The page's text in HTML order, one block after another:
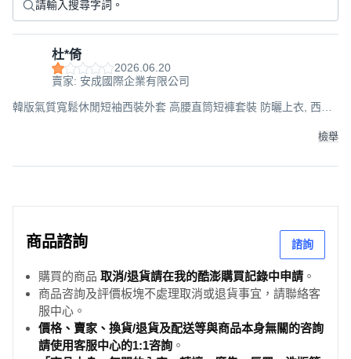
杜*倚
2026.06.20
賣家: 安成國際企業有限公司
韓版氣質寬鬆休閒短袖西裝外套 高腰直筒短褲套裝 防曬上衣, 西裝
檢舉
商品諮詢 諮詢
購買的商品 取消/退貨請在我的酷澎購買記錄中申請 。
商品咨詢及評價板塊不處理取消或退貨事宜，請聯絡客
服中心。
價格、賣家、換貨/退貨及配送等與商品本身無關的咨詢
請使用客服中心的1:1咨詢 。